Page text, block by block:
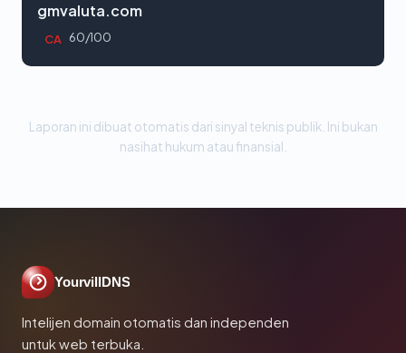
gmvaluta.com
CA 60/100
Laporan ini dibuat otomatis dari sinyal teknis publik. Ini bukan
nasihat hukum atau finansial.
YourvillDNS
Intelijen domain otomatis dan independen
untuk web terbuka.